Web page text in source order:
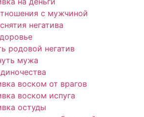
с мужчиной
негатива
родовой негатив
мужа
воском от врагов
воском испуга
остуды